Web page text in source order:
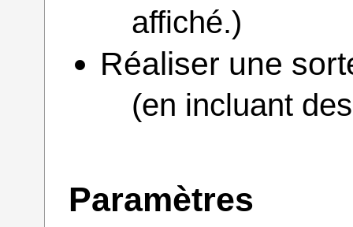
affiché.)
Réaliser une
(en incluant
Paramètres